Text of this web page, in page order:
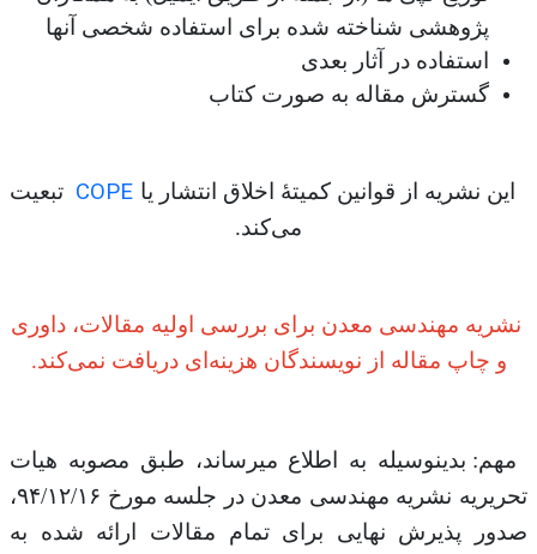
پژوهشی شناخته شده برای استفاده شخصی آنها
استفاده در آثار بعدی
گسترش مقاله به صورت کتاب
این نشریه از قوانین کمیتۀ اخلاق انتشار یا
تبعیت
می‌کند.
نشریه مهندسی معدن برای بررسی اولیه مقالات، داوری
و چاپ مقاله از نویسندگان هزینه‌ای دریافت نمی‌کند.
مهم: بدینوسیله به اطلاع میرساند، طبق مصوبه هیات
تحریریه نشریه مهندسی معدن در جلسه مورخ ۹۴/۱۲/۱۶،
صدور پذیرش نهایی برای تمام مقالات ارائه شده به